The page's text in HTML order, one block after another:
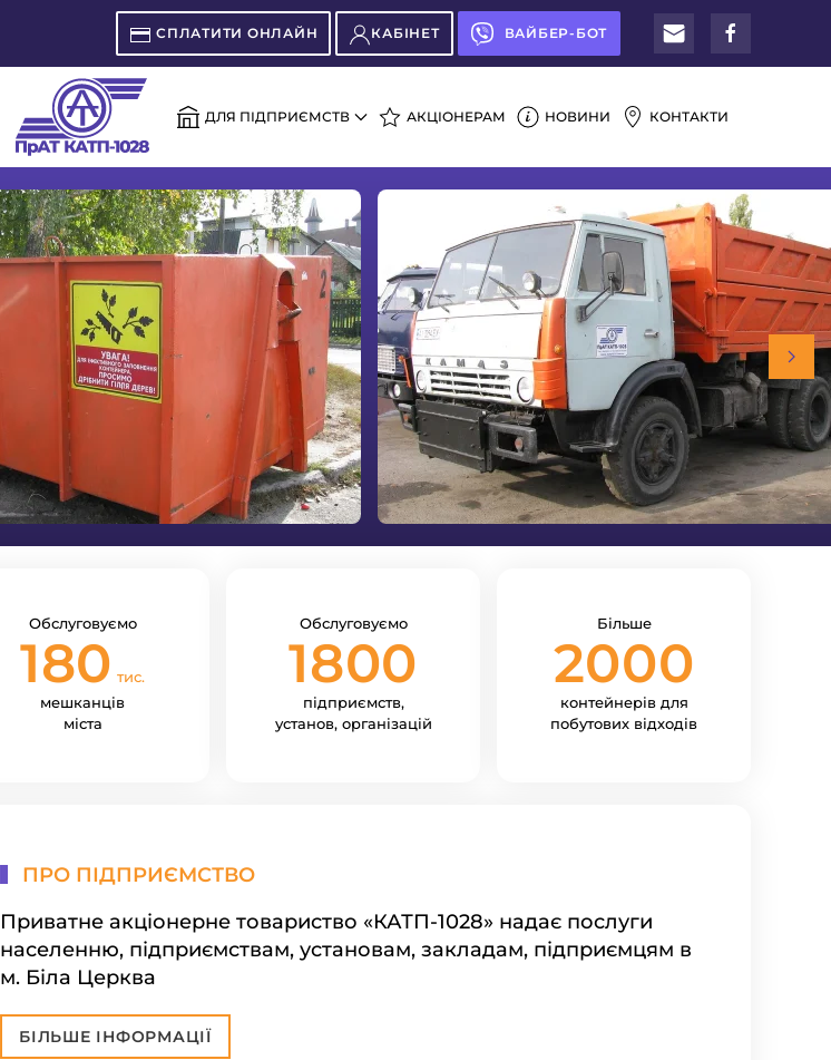
СПЛАТИТИ ОНЛАЙН КАБІНЕТ ВАЙБЕР-БОТ
ДЛЯ ПІДПРИЄМСТВ АКЦІОНЕРАМ НОВИНИ КОНТАКТИ
Обслуговуємо
180 тис.
мешканців
міста
Обслуговуємо
1800
підприємств,
установ, організацій
Більше
2000
контейнерів для
побутових відходів
ПРО ПІДПРИЄМСТВО
Приватне акціонерне товариство «КАТП-1028» надає послуги
населенню, підприємствам, установам, закладам, підприємцям в
м. Біла Церква
БІЛЬШЕ ІНФОРМАЦІЇ